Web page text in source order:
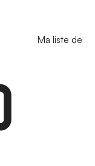
Ma liste de